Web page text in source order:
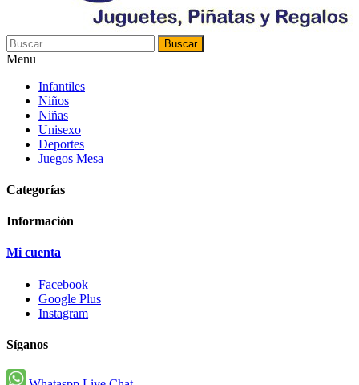
Buscar
Menu
Infantiles
Niños
Niñas
Unisexo
Deportes
Juegos Mesa
Categorías
Información
Mi cuenta
Facebook
Google Plus
Instagram
Síganos